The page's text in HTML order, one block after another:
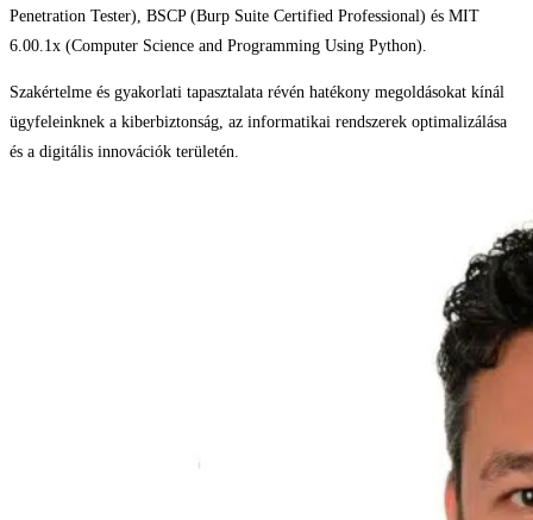
Penetration Tester), BSCP (Burp Suite Certified Professional) és MIT
6.00.1x (Computer Science and Programming Using Python).
Szakértelme és gyakorlati tapasztalata révén hatékony megoldásokat kínál
ügyfeleinknek a kiberbiztonság, az informatikai rendszerek optimalizálása
és a digitális innovációk területén.